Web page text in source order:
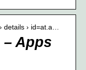
details › id=at.a…
Apps